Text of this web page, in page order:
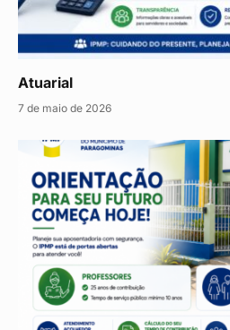
Atuarial
7 de maio de 2026